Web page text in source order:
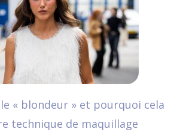
« blondeur » et pourquoi cela
technique de maquillage